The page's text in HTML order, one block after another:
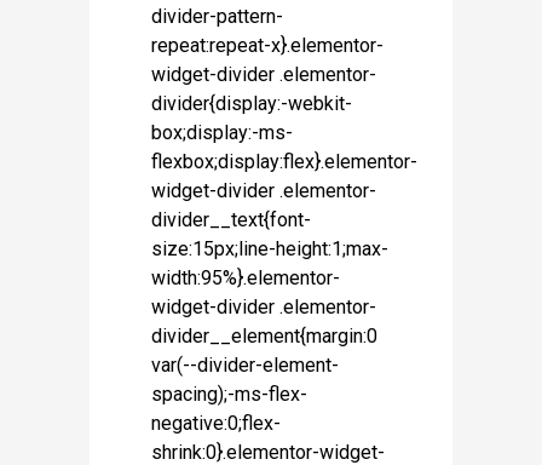
divider-pattern-
repeat:repeat-x}.elementor-
widget-divider .elementor-
divider{display:-webkit-
box;display:-ms-
flexbox;display:flex}.elementor-
widget-divider .elementor-
divider__text{font-
size:15px;line-height:1;max-
width:95%}.elementor-
widget-divider .elementor-
divider__element{margin:0
var(--divider-element-
spacing);-ms-flex-
negative:0;flex-
shrink:0}.elementor-widget-